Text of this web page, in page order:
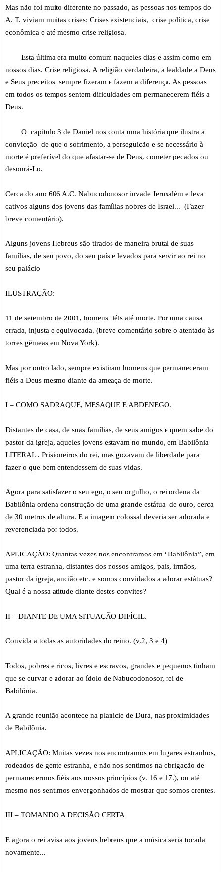
Mas não foi muito diferente no passado, as pessoas nos tempos do
A. T. viviam muitas crises: Crises existenciais, crise política, crise
econômica e até mesmo crise religiosa.
Esta última era muito comum naqueles dias e assim como em
nossos dias. Crise religiosa. A religião verdadeira, a lealdade a Deus
e Seus preceitos, sempre fizeram e fazem a diferença. As pessoas
em todos os tempos sentem dificuldades em permanecerem fiéis a
Deus.
O capítulo 3 de Daniel nos conta uma história que ilustra a
convicção de que o sofrimento, a perseguição e se necessário à
morte é preferível do que afastar-se de Deus, cometer pecados ou
desonrá-Lo.
Cerca do ano 606 A.C. Nabucodonosor invade Jerusalém e leva
cativos alguns dos jovens das famílias nobres de Israel... (Fazer
breve comentário).
Alguns jovens Hebreus são tirados de maneira brutal de suas
famílias, de seu povo, do seu país e levados para servir ao rei no
seu palácio
ILUSTRAÇÃO:
11 de setembro de 2001, homens fiéis até morte. Por uma causa
errada, injusta e equivocada. (breve comentário sobre o atentado às
torres gêmeas em Nova York).
Mas por outro lado, sempre existiram homens que permaneceram
fiéis a Deus mesmo diante da ameaça de morte.
I – COMO SADRAQUE, MESAQUE E ABDENEGO.
Distantes de casa, de suas famílias, de seus amigos e quem sabe do
pastor da igreja, aqueles jovens estavam no mundo, em Babilônia
LITERAL . Prisioneiros do rei, mas gozavam de liberdade para
fazer o que bem entendessem de suas vidas.
Agora para satisfazer o seu ego, o seu orgulho, o rei ordena da
Babilônia ordena construção de uma grande estátua de ouro, cerca
de 30 metros de altura. E a imagem colossal deveria ser adorada e
reverenciada por todos.
APLICAÇÃO: Quantas vezes nos encontramos em “Babilônia”, em
uma terra estranha, distantes dos nossos amigos, pais, irmãos,
pastor da igreja, ancião etc. e somos convidados a adorar estátuas?
Qual é a nossa atitude diante destes convites?
II – DIANTE DE UMA SITUAÇÃO DIFÍCIL.
Convida a todas as autoridades do reino. (v.2, 3 e 4)
Todos, pobres e ricos, livres e escravos, grandes e pequenos tinham
que se curvar e adorar ao ídolo de Nabucodonosor, rei de
Babilônia.
A grande reunião acontece na planície de Dura, nas proximidades
de Babilônia.
APLICAÇÃO: Muitas vezes nos encontramos em lugares estranhos,
rodeados de gente estranha, e não nos sentimos na obrigação de
permanecermos fiéis aos nossos princípios (v. 16 e 17.), ou até
mesmo nos sentimos envergonhados de mostrar que somos crentes.
III – TOMANDO A DECISÃO CERTA
E agora o rei avisa aos jovens hebreus que a música seria tocada
novamente...